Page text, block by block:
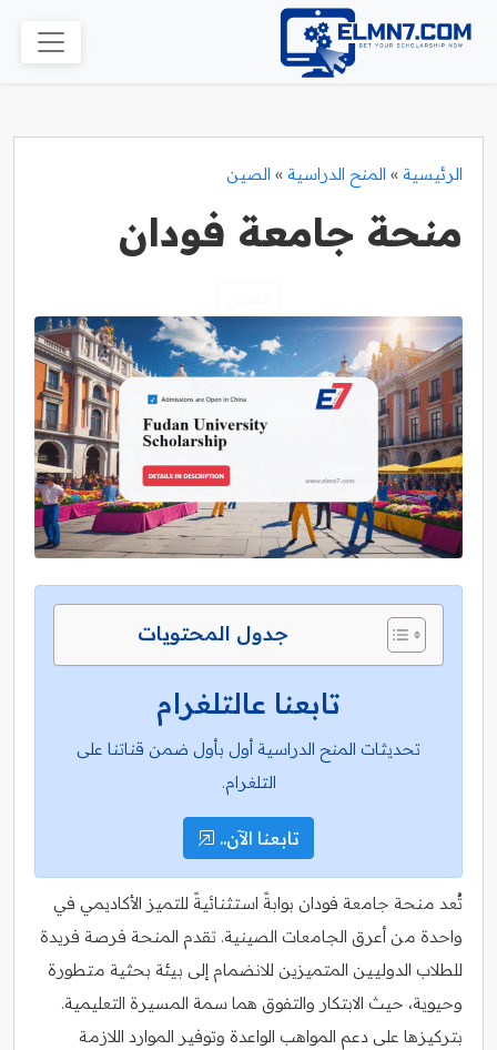
الرئيسية » المنح الدراسية » الصين
منحة جامعة فودان
جدول المحتويات
تابعنا عالتلغرام
تحديثات المنح الدراسية أول بأول ضمن قناتنا على
التلغرام.
تابعنا الآن..
تُعد منحة جامعة فودان بوابةً استثنائيةً للتميز الأكاديمي في
واحدة من أعرق الجامعات الصينية. تقدم المنحة فرصة فريدة
للطلاب الدوليين المتميزين للانضمام إلى بيئة بحثية متطورة
وحيوية، حيث الابتكار والتفوق هما سمة المسيرة التعليمية.
بتركيزها على دعم المواهب الواعدة وتوفير الموارد اللازمة